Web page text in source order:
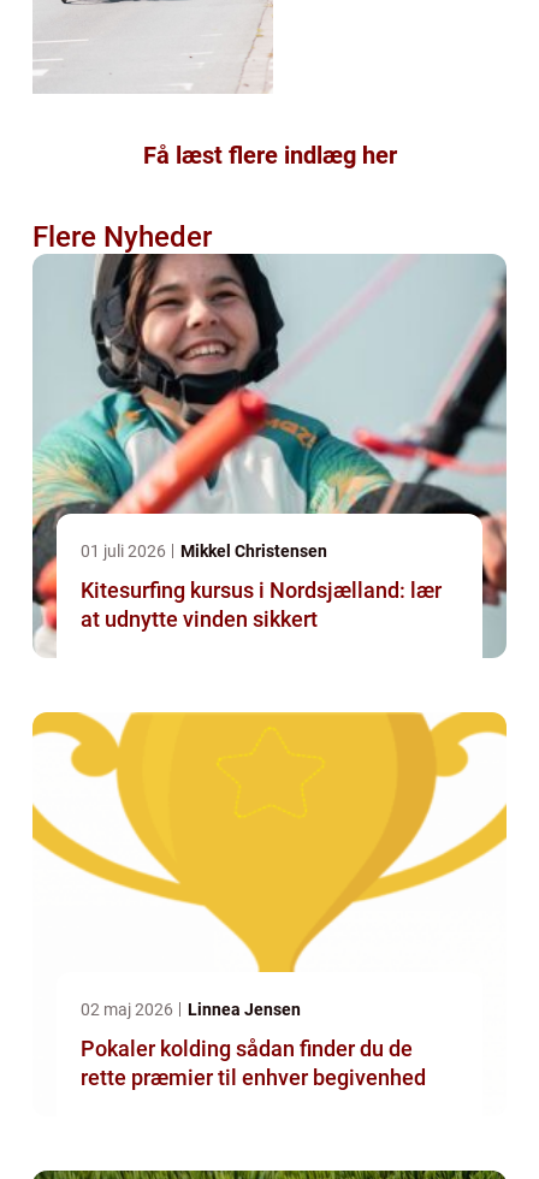
Få læst flere indlæg her
Flere Nyheder
01 juli 2026 Mikkel Christensen
Kitesurfing kursus i Nordsjælland: lær
at udnytte vinden sikkert
02 maj 2026 Linnea Jensen
Pokaler kolding sådan finder du de
rette præmier til enhver begivenhed